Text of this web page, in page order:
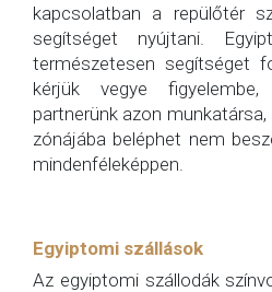
kapcsolatban a repülőtér
segítséget nyújtani.
természetesen segítséget
kérjük vegye
partnerünk azon
zónájába beléphet nem
mindenféleképpen.
Egyiptomi szállások
Az egyiptomi szállodák